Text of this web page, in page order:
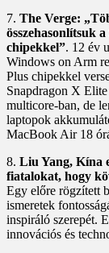
7. The Verge:
összehasonlítsuk
chipekkel”. 12 év
Windows on Arm
Plus chipekkel
Snapdragon X
multicore-ban, de
laptopok
MacBook Air 18
8. Liu Yang, Kína
fiatalokat, hogy
Egy előre rögzített
ismeretek
inspiráló szerepét.
innovációs és